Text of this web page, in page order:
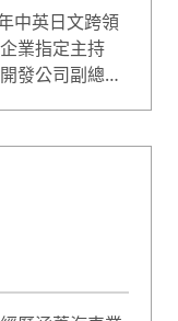
中英日文跨領
業指定主持
發公司副總。
台風、精準語
表達影響力教
門主管，到需
話術，而是如
現場，安頓自
，豐富的口語